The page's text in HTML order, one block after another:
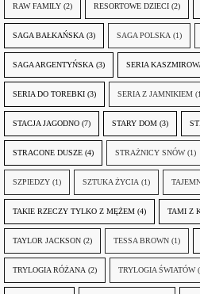
RAW FAMILY (2) RESORTOWE DZIECI (2)
SAGA BAŁKAŃSKA (3) SAGA POLSKA (1)
SAGA ARGENTYŃSKA (3) SERIA
SERIA DO TOREBKI (3) SERIA Z JAMNIKIEM
STACJA JAGODNO (7) STARY DOM (3)
STRACONE DUSZE (4) STRAŻNICY SNÓW (1)
SZPIEDZY (1) SZTUKA ŻYCIA (1)
TAKIE RZECZY TYLKO Z MĘŻEM (4) TAMI Z
TAYLOR JACKSON (2) TESSA BROWN (1)
TRYLOGIA RÓŻANA (2) TRYLOGIA ŚWIATÓW